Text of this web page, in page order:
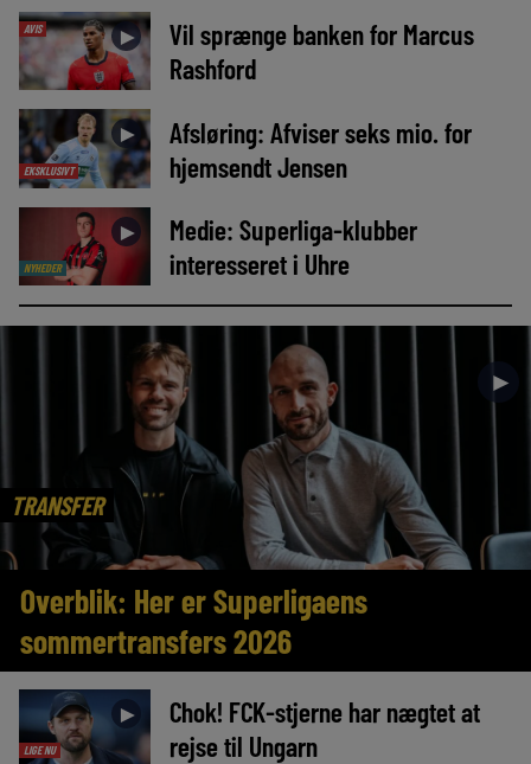
AVIS ►
Vil sprænge banken for Marcus
Rashford
EKSKLUSIVT
►
Afsløring: Afviser seks mio. for
hjemsendt Jensen
NYHEDER
►
Medie: Superliga-klubber
interesseret i Uhre
TRANSFER
►
Overblik: Her er Superligaens
sommertransfers 2026
LIGE NU
►
Chok! FCK-stjerne har nægtet at
rejse til Ungarn